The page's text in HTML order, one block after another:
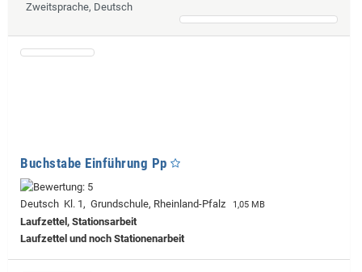
Zweitsprache, Deutsch
Buchstabe Einführung Pp
Deutsch Kl. 1, Grundschule, Rheinland-Pfalz 1,05 MB
Laufzettel, Stationsarbeit
Laufzettel und noch Stationenarbeit